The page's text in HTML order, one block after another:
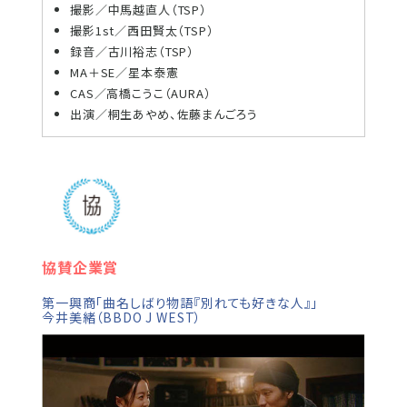
撮影／中馬越直人（TSP）
撮影1st／西田賢太（TSP）
録音／古川裕志（TSP）
MA＋SE／星本泰憲
CAS／高橋こうこ（AURA）
出演／桐生あやめ、佐藤まんごろう
協賛企業賞
第一興商「曲名しばり物語『別れても好きな人』」
今井美緒（BBDO J WEST）